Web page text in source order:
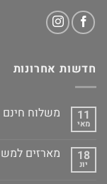
חדשות אחרונות
11
מאי
משלוח חינם
18
יונ
מארזים